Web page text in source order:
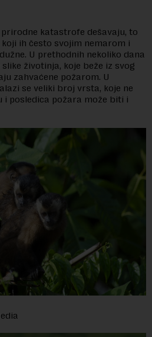
prirodne katastrofe dešavaju, to
ih često svojim nemarom i
U prethodnih nekoliko dana
životinja, koje beže iz svog
zahvaćene požarom. U
se veliki broj vrsta, koje ne
i posledica požara može biti i